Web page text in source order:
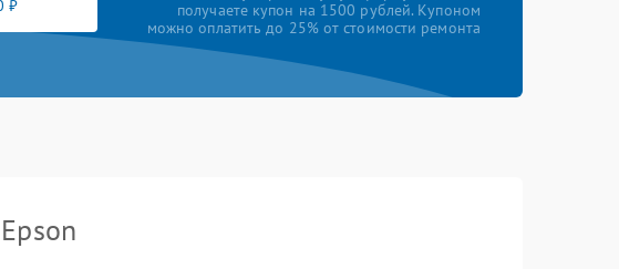
₽
получаете купон на 1500 рублей. Купоном
можно оплатить до 25% от стоимости ремонта